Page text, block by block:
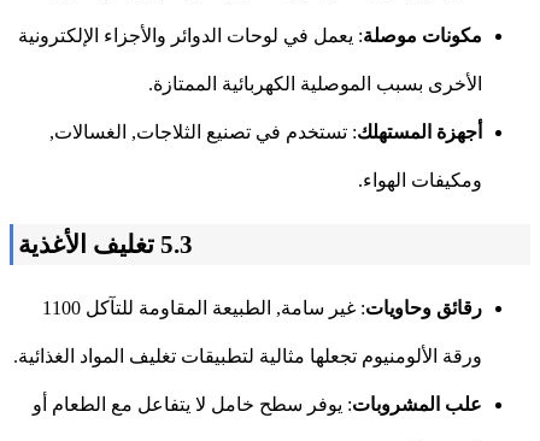
مكونات موصلة: يعمل في لوحات الدوائر والأجزاء الإلكترونية
الأخرى بسبب الموصلية الكهربائية الممتازة.
أجهزة المستهلك: تستخدم في تصنيع الثلاجات, الغسالات,
ومكيفات الهواء.
5.3 تغليف الأغذية
رقائق وحاويات : غير سامة, الطبيعة المقاومة للتآكل 1100
ورقة الألومنيوم تجعلها مثالية لتطبيقات تغليف المواد الغذائية.
علب المشروبات: يوفر سطح خامل لا يتفاعل مع الطعام أو